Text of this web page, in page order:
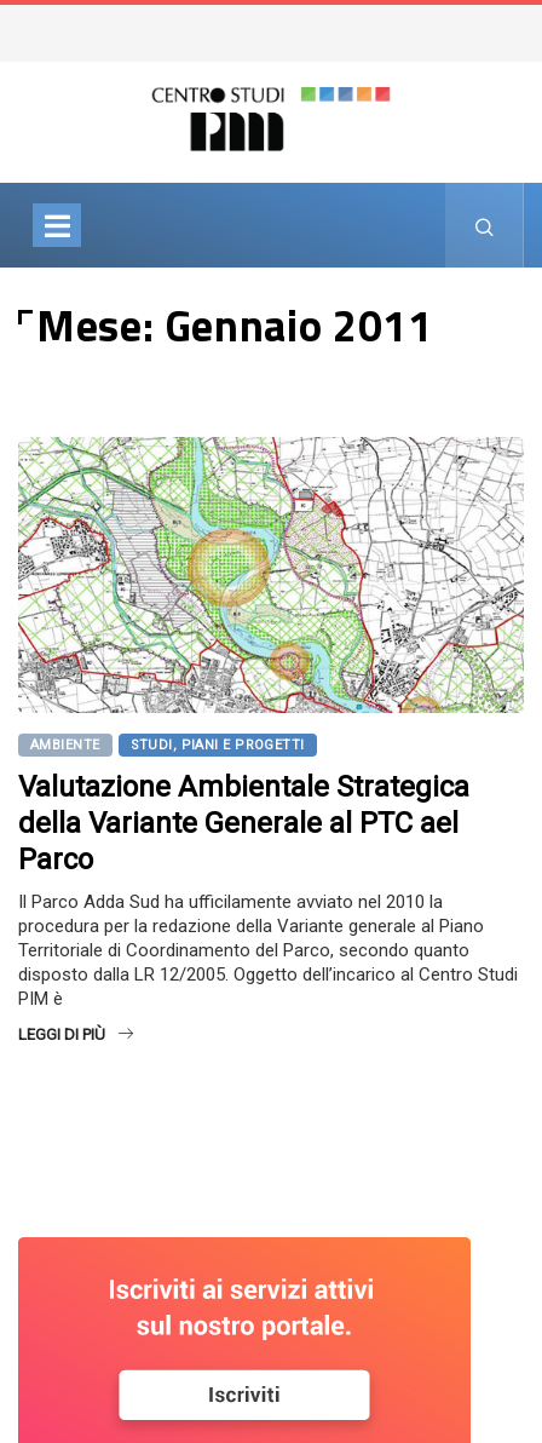
Mese: Gennaio 2011
AMBIENTE STUDI, PIANI E PROGETTI
Valutazione Ambientale Strategica
della Variante Generale al PTC ael
Parco
Il Parco Adda Sud ha ufficilamente avviato nel 2010 la
procedura per la redazione della Variante generale al Piano
Territoriale di Coordinamento del Parco, secondo quanto
disposto dalla LR 12/2005. Oggetto dell’incarico al Centro Studi
PIM è
LEGGI DI PIÙ